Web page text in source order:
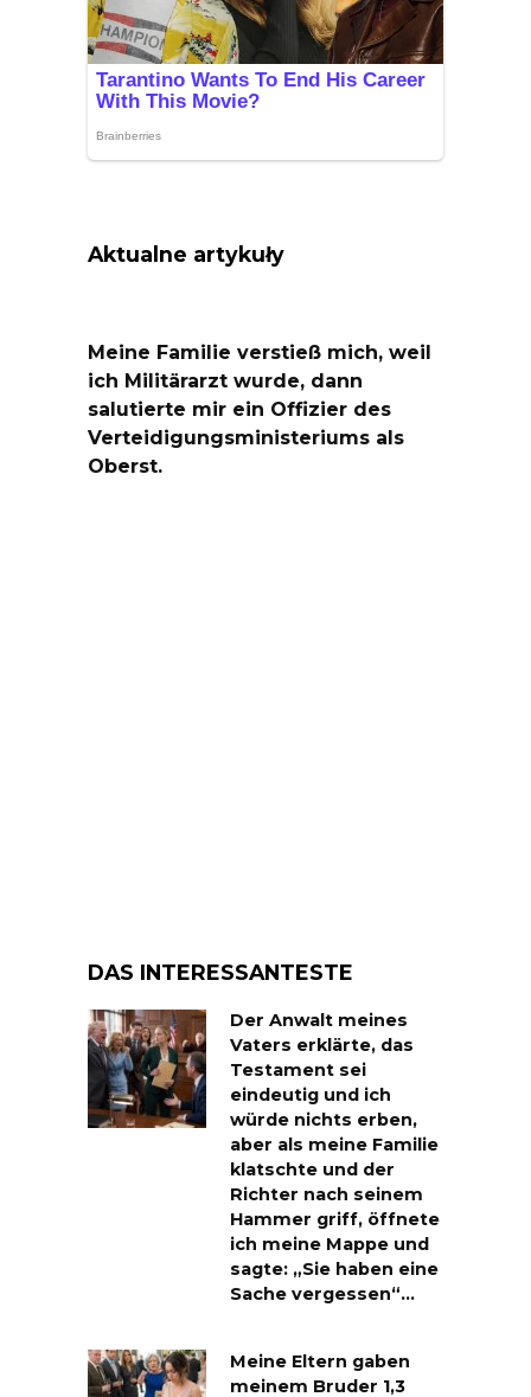
Aktualne artykuły
Meine Familie verstieß mich, weil
ich Militärarzt wurde, dann
salutierte mir ein Offizier des
Verteidigungsministeriums als
Oberst.
DAS INTERESSANTESTE
Der Anwalt meines
Vaters erklärte, das
Testament sei
eindeutig und ich
würde nichts erben,
aber als meine Familie
klatschte und der
Richter nach seinem
Hammer griff, öffnete
ich meine Mappe und
sagte: „Sie haben eine
Sache vergessen“…
Meine Eltern gaben
meinem Bruder 1,3